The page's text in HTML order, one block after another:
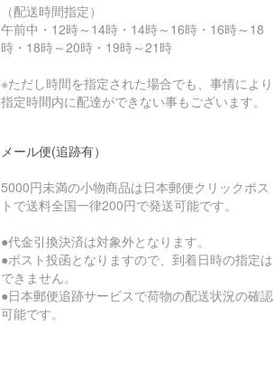
（配送時間指定）
午前中・12時～14時・14時～16時・16時～18
時・18時～20時・19時～21時
※ただし時間を指定された場合でも、事情により
指定時間内に配達ができない事もございます。
メール便(追跡有）
5000円未満の小物商品は日本郵便クリックポス
トで送料全国一律200円で発送可能です。
●代金引換決済は対象外となります。
●ポスト投函となりますので、到着日時の指定は
できません。
●日本郵便追跡サービスで荷物の配送状況の確認
可能です。